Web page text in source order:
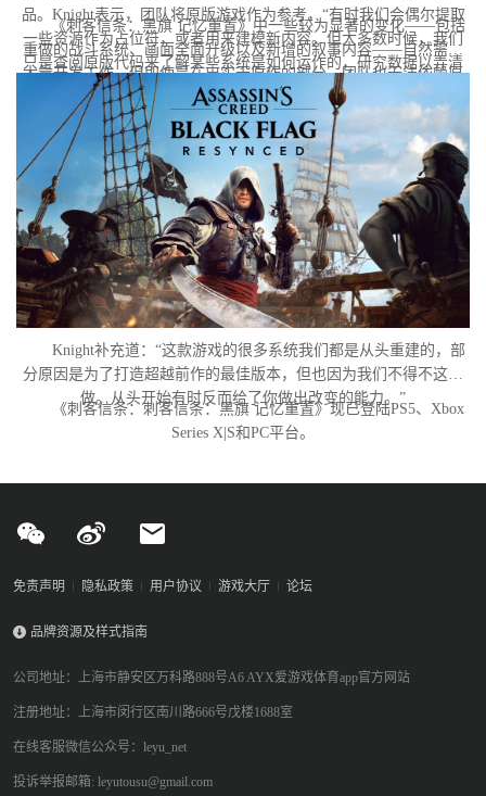
品。Knight表示，团队将原版游戏作为参考，“有时我们会偶尔提取
一些资源作为占位符，或者用来建模新内容。但大多数时候，我们
只是查阅原版代码来了解某些系统是如何运作的，研究数据以弄清
楚某些功能背后的逻辑，学习其中隐藏的秘密。但本质上，我们必
须重建一切。”
《刺客信条：黑旗 记忆重置》中一些较为显著的变化——包括
重做的战斗系统、画面全面升级以及新增的叙事内容——自然需要
大量开发工作。但即使是在忠实于原作的部分，团队也无法依赖原
版的存档代码。
Knight补充道：“这款游戏的很多系统我们都是从头重建的，部
分原因是为了打造超越前作的最佳版本，但也因为我们不得不这么
做。从头开始有时反而给了你做出改变的能力。”
《刺客信条：刺客信条：黑旗 记忆重置》现已登陆PS5、Xbox
Series X|S和PC平台。
免责声明 隐私政策 用户协议 游戏大厅 论坛
品牌资源及样式指南
公司地址：上海市静安区万科路888号A6 AYX爱游戏体育app官方网站
注册地址：上海市闵行区南川路666号戊楼1688室
在线客服微信公众号：leyu_net
投诉举报邮箱: leyutousu@gmail.com